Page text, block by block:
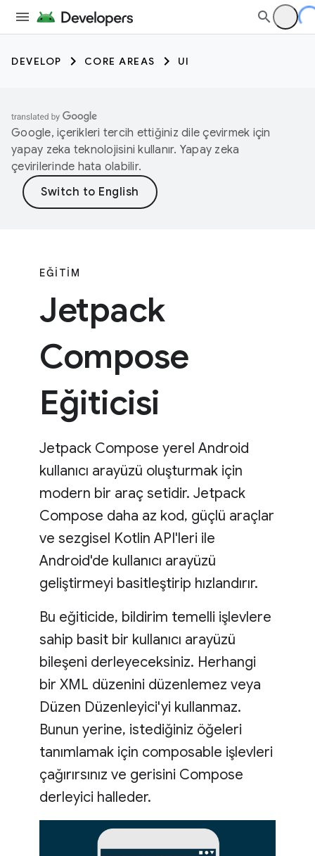
DEVELOP CORE AREAS UI
Google, içerikleri tercih ettiğiniz dile çevirmek için
yapay zeka teknolojisini kullanır. Yapay zeka
çevirilerinde hata olabilir.
EĞITIM
Jetpack
Compose
Eğiticisi
Jetpack Compose yerel Android
kullanıcı arayüzü oluşturmak için
modern bir araç setidir. Jetpack
Compose daha az kod, güçlü araçlar
ve sezgisel Kotlin API'leri ile
Android'de kullanıcı arayüzü
geliştirmeyi basitleştirip hızlandırır.
Bu eğiticide, bildirim temelli işlevlere
sahip basit bir kullanıcı arayüzü
bileşeni derleyeceksiniz. Herhangi
bir XML düzenini düzenlemez veya
Düzen Düzenleyici'yi kullanmaz.
Bunun yerine, istediğiniz öğeleri
tanımlamak için composable işlevleri
çağırırsınız ve gerisini Compose
derleyici halleder.